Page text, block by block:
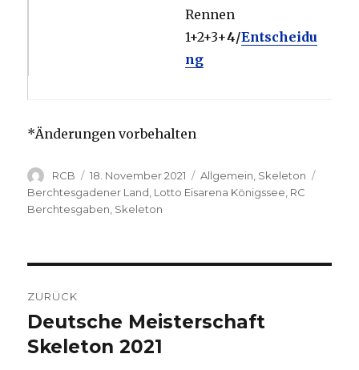
Rennen
1+2+3+4/Entscheidu
ng
*Änderungen vorbehalten
Autor
RCB
Veröffentlicht
am
18. November 2021 Kategorien
Allgemein Skeleton
Berchtesgadener Land Lotto Eisarena Königssee RC
Berchtesgaben Skeleton
ZURÜCK
Vorheriger
Beitrag:
Deutsche Meisterschaft
Skeleton 2021